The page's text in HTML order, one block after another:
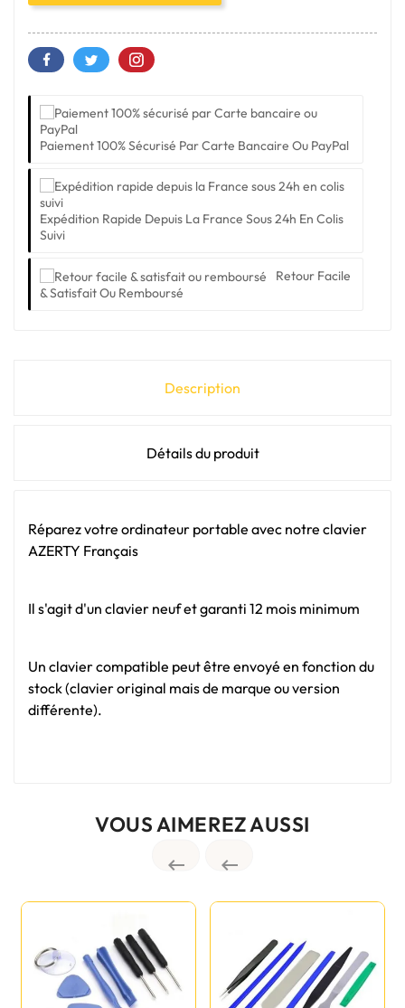
Paiement 100% Sécurisé Par Carte Bancaire Ou PayPal
Expédition Rapide Depuis La France Sous 24h En Colis
Suivi
Retour Facile
& Satisfait Ou Remboursé
Description
Détails du produit
Réparez votre ordinateur portable avec notre clavier
AZERTY Français
Il s'agit d'un clavier neuf et garanti 12 mois minimum
Un clavier compatible peut être envoyé en fonction du
stock (clavier original mais de marque ou version
différente).
VOUS AIMEREZ AUSSI
 